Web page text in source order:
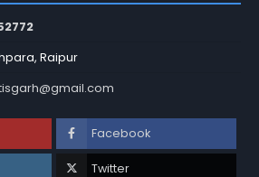
Raipur
Facebook
Twitter